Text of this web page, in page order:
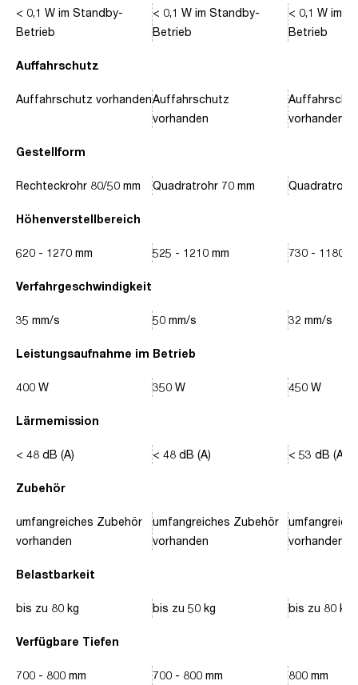
Auffahrschutz
Gestellform
Höhenverstellbereich
Verfahrgeschwindigkeit
Leistungsaufnahme im Betrieb
Lärmemission
Zubehör
Belastbarkeit
Verfügbare Tiefen
< 0,1 W im Standby-
Betrieb
Auffahrschutz vorhanden
Rechteckrohr 80/50 mm
620 - 1270 mm
35 mm/s
400 W
< 48 dB (A)
umfangreiches Zubehör
vorhanden
bis zu 80 kg
700 - 800 mm
< 0,1 W im Standby-
Betrieb
Auffahrschutz
vorhanden
Quadratrohr 70 mm
525 - 1210 mm
50 mm/s
350 W
< 48 dB (A)
umfangreiches Zubehör
vorhanden
bis zu 50 kg
700 - 800 mm
< 0,1 W im
Betrieb
vorhanden
Quadratrohr
730 - 1180
32 mm/s
450 W
< 53 dB (A)
vorhanden
bis zu 80 kg
800 mm